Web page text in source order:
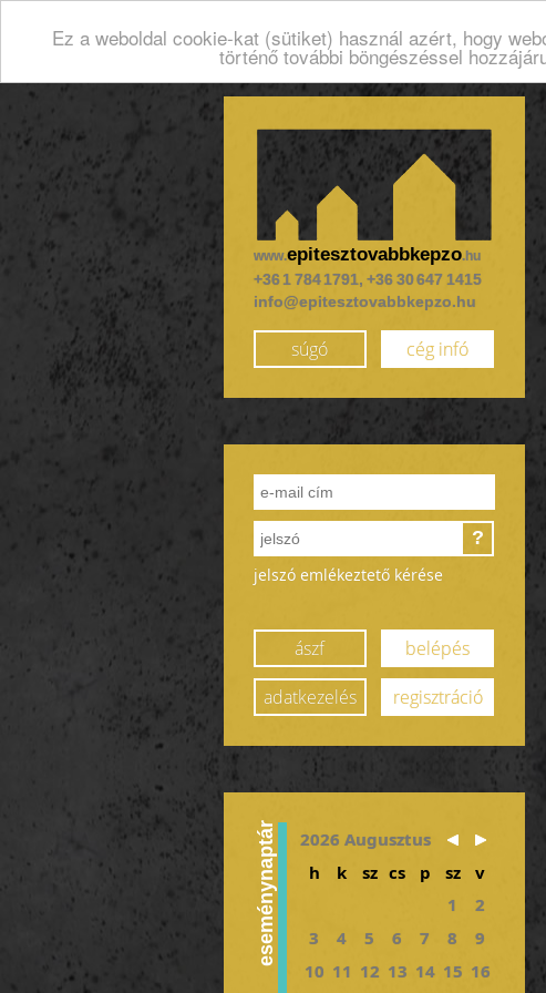
Ez a weboldal cookie-kat (sütiket) használ azért, hogy
történő további böngészéssel
www.epitesztovabbkepzo.hu
+36 1 784 1791, +36 30 647 1415
info@epitesztovabbkepzo.hu
súgó cég infó
?
jelszó emlékeztető kérése
ászf
belépés
adatkezelés
regisztráció
eseménynaptár
2026 Augusztus
h
k sz cs p sz
v
1
2
3
4 5 6 7 8
9
10 11 12 13 14 15 16